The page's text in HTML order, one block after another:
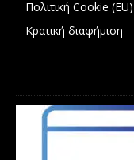
Πολιτική Cookie (EU)
Κρατική διαφήμιση